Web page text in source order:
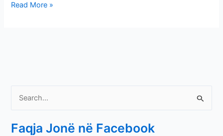
Read More »
a
Faqja Jonë në Facebook